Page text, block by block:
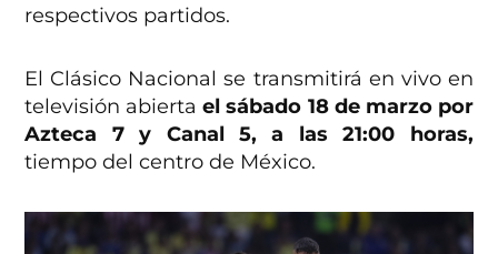
respectivos partidos.
El Clásico Nacional se transmitirá en vivo en
televisión abiertael sábado 18 de marzo por
Azteca 7 y Canal 5, a las 21:00 horas,
tiempo del centro de México.